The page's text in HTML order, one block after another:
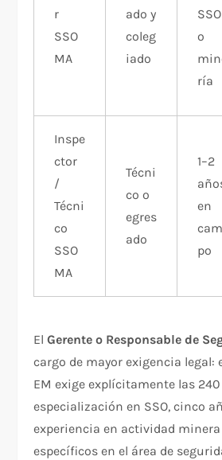
r
SSO
MA
ado y
coleg
iado
SSO
o
ría
Inspe
ctor
/
Técni
co
SSO
MA
Técni
co o
egres
ado
1–2
en
cam
po
ElGerente o Responsable de
cargo de mayor exigencia legal:
EM exige explícitamente las
especialización en SSO, cinco
experiencia en actividad
específicos en el área de